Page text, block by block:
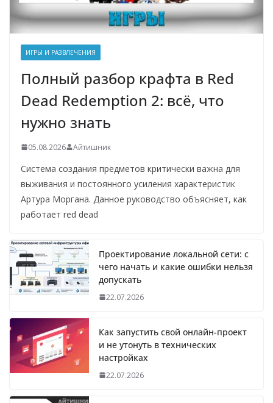
ИГРЫ И РАЗВЛЕЧЕНИЯ
Полный разбор крафта в Red
Dead Redemption 2: всё, что
нужно знать
05.08.2026 Айтишник
Система создания предметов критически важна для
выживания и постоянного усиления характеристик
Артура Моргана. Данное руководство объясняет, как
работает red dead
Проектирование локальной сети: с
чего начать и какие ошибки нельзя
допускать
22.07.2026
Как запустить свой онлайн-проект
и не утонуть в технических
настройках
22.07.2026